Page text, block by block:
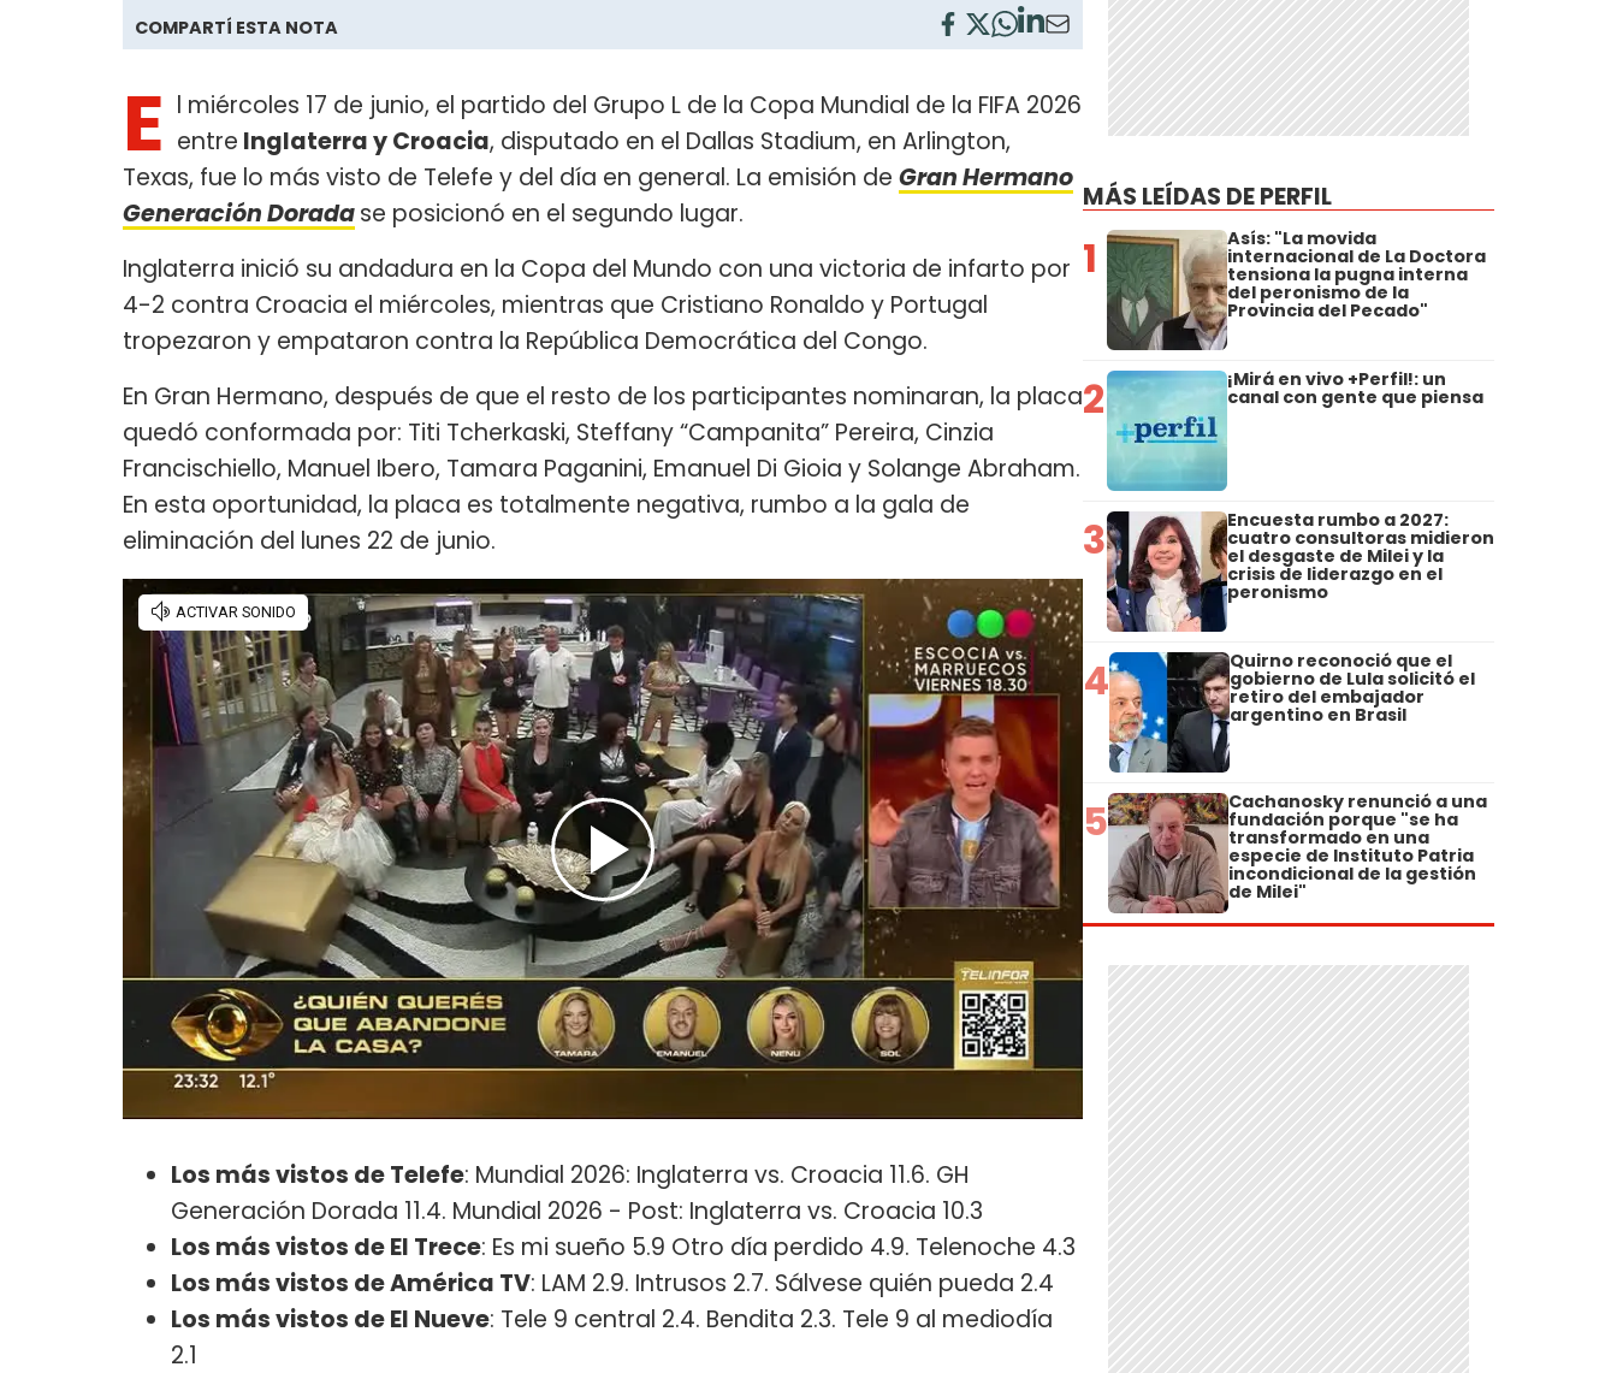
COMPARTÍ ESTA NOTA
E l miércoles 17 de junio, el partido del Grupo L de la Copa Mundial de la FIFA 2026
entre Inglaterra y Croacia, disputado en el Dallas Stadium, en Arlington,
Texas, fue lo más visto de Telefe y del día en general. La emisión de Gran Hermano
Generación Doradase posicionó en el segundo lugar.
Inglaterra inició su andadura en la Copa del Mundo con una victoria de infarto por
4-2 contra Croacia el miércoles, mientras que Cristiano Ronaldo y Portugal
tropezaron y empataron contra la República Democrática del Congo.
En Gran Hermano, después de que el resto de los participantes nominaran, la placa
quedó conformada por: Titi Tcherkaski, Steffany “Campanita” Pereira, Cinzia
Francischiello, Manuel Ibero, Tamara Paganini, Emanuel Di Gioia y Solange Abraham.
En esta oportunidad, la placa es totalmente negativa, rumbo a la gala de
eliminación del lunes 22 de junio.
Los más vistos de Telefe: Mundial 2026: Inglaterra vs. Croacia 11.6. GH
Generación Dorada 11.4. Mundial 2026 - Post: Inglaterra vs. Croacia 10.3
Los más vistos de El Trece: Es mi sueño 5.9 Otro día perdido 4.9. Telenoche 4.3
Los más vistos de América TV: LAM 2.9. Intrusos 2.7. Sálvese quién pueda 2.4
Los más vistos de El Nueve: Tele 9 central 2.4. Bendita 2.3. Tele 9 al mediodía
2.1
MÁS LEÍDAS DE PERFIL
1 Asís: "La movida
internacional de La Doctora
tensiona la pugna interna
del peronismo de la
Provincia del Pecado"
2 ¡Mirá en vivo +Perfil!: un
canal con gente que piensa
3 Encuesta rumbo a 2027:
cuatro consultoras midieron
el desgaste de Milei y la
crisis de liderazgo en el
peronismo
4 Quirno reconoció que el
gobierno de Lula solicitó el
retiro del embajador
argentino en Brasil
5 Cachanosky renunció a una
fundación porque "se ha
transformado en una
especie de Instituto Patria
incondicional de la gestión
de Milei"